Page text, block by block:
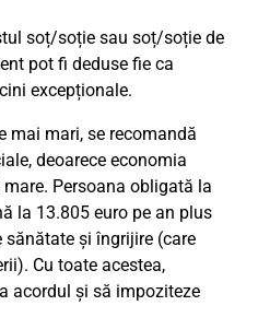
soț/soție sau soț/soție de
pot fi deduse fie ca
excepționale.
mai mari, se recomandă
deoarece economia
Persoana obligată la
la 13.805 euro pe an plus
și îngrijire (care
Cu toate acestea,
acordul și să impoziteze